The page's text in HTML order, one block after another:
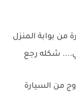
من بوابة المنزل
شكله رجع
من السيارة